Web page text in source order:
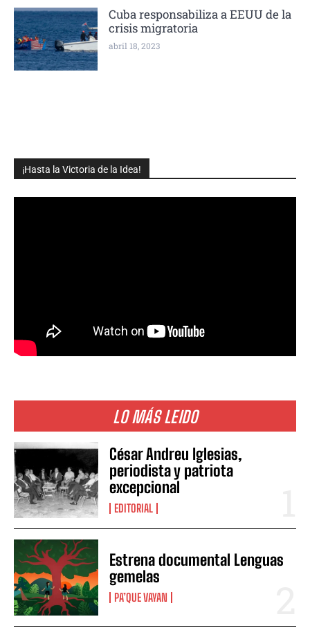
¡Hasta la Victoria de la Idea!
LO MÁS LEIDO
César Andreu Iglesias,
periodista y patriota
excepcional
EDITORIAL
Estrena documental Lenguas
gemelas
PA’QUE VAYAN
Cuba responsabiliza a EEUU de la
crisis migratoria
abril 18, 2023